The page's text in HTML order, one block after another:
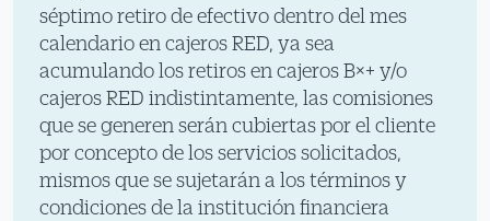
séptimo retiro de efectivo dentro del mes
calendario en cajeros RED, ya sea
acumulando los retiros en cajeros B×+ y/o
cajeros RED indistintamente, las comisiones
que se generen serán cubiertas por el cliente
por concepto de los servicios solicitados,
mismos que se sujetarán a los términos y
condiciones de la institución financiera